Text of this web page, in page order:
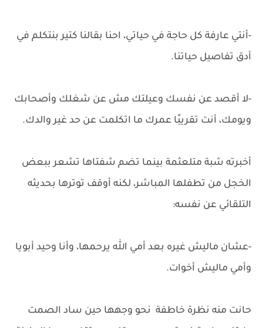
-أنتي عارفة كل حاجة في حياتي، احنا بقالنا كتير بنتكلم في
أدق تفاصيل حياتنا.
-لا أقصد عن نفسك وعيلتك مش عن شغلك وأصحابك
ويومك، أنت تقريبًا عمرك ما اتكلمت عن حد غير والدك.
أخبرته شبة متلعثمة بينما تضم شفتاها تشعر ببعض
الخجل من تطفلها المباشر، لكنه أوقف توترها بحديثه
التلقائي عن نفسه:
-عشان ماليش غيره بعد أمي الله يرحمها، وأنا وحيد أبويا
وأمي ماليش أخوات.
حانت منه نظرة خاطفة نحو وجهها حين ساد الصمت